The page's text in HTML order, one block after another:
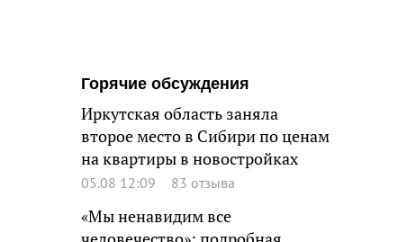
Горячие обсуждения
Иркутская область заняла
второе место в Сибири по ценам
на квартиры в новостройках
05.08 12:09 83 отзыва
«Мы ненавидим все